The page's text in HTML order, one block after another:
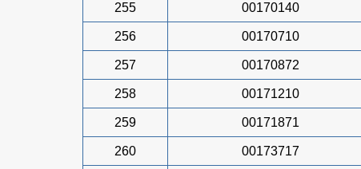
255 00170140
256 00170710
257 00170872
258 00171210
259 00171871
260 00173717